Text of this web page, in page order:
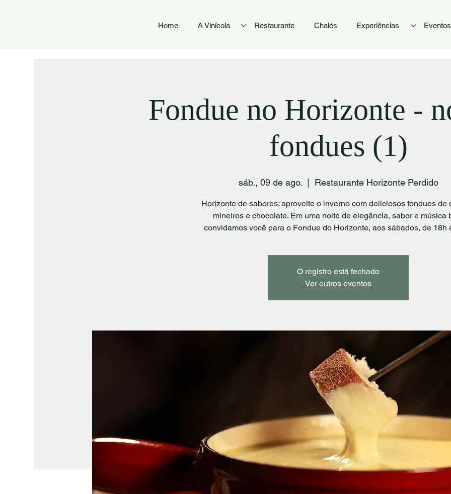
Home A Vinícola Restaurante Chalés Experiências Eventos
Fondue no Horizonte -
fondues (1)
sáb., 09 de ago.
  |
Restaurante Horizonte Perdido
Horizonte de sabores: aproveite o inverno com deliciosos fondues de
mineiros e chocolate. Em uma noite de elegância, sabor e música
convidamos você para o Fondue do Horizonte, aos sábados, de 18h
O registro está fechado
Ver outros eventos